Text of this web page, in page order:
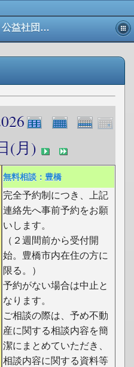
カレンダー - 公益社団法人 愛知県宅地建物取引業協会 東三河支部
(月)
無料相談：豊橋
完全予約制につき、上記
連絡先へ事前予約をお願
いします。
（２週間前から受付開
始。豊橋市内在住の方に
限る。）
予約がない場合は中止と
なります。
ご相談の際は、予め不動
産に関する相談内容を簡
潔にまとめていただき、
相談内容に関する資料等